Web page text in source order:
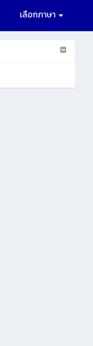
เลือกภาษา